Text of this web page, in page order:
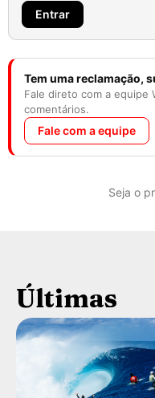
Entrar
Tem uma reclamação,
Fale direto com a equipe
comentários.
Fale com a equipe
Seja o
Últimas